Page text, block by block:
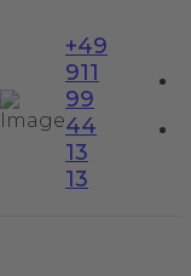
+49
911
99
44
13
13